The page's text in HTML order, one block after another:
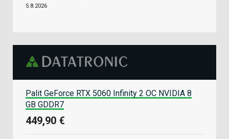
5.8.2026
Palit GeForce RTX 5060 Infinity 2 OC NVIDIA 8
GB GDDR7
449,90 €